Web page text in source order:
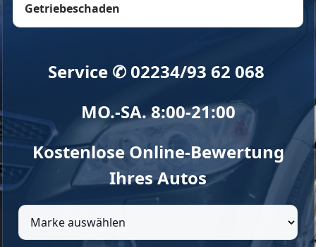
Getriebeschaden
Service ✆ 02234/93 62 068
MO.-SA. 8:00-21:00
Kostenlose Online-Bewertung
Ihres Autos